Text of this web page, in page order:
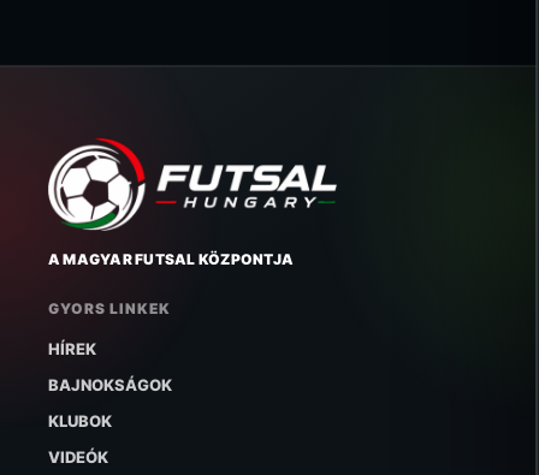
A MAGYAR FUTSAL KÖZPONTJA
GYORS LINKEK
HÍREK
BAJNOKSÁGOK
KLUBOK
VIDEÓK